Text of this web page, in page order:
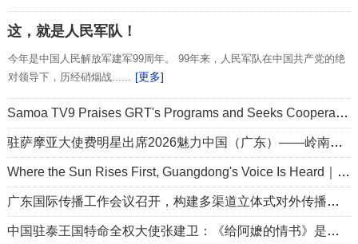
这，就是人民军队！
今年是中国人民解放军建军99周年。 99年来，人民军队在中国共产党的绝
对领导下，历经硝烟战...... [更多]
Samoa TV9 Praises GRT's Programs and Seeks Cooperation
驻萨摩亚大使费明星出席2026魅力中国（广东）——岭南文化南太行萨摩亚站活动
Where the Sun Rises First, Guangdong's Voice Is Heard｜Guangdong media, Samoa MCIT sign deal to bring Canton Today to TV9
广东国际传播工作会议召开，构建多渠道立体式对外传播格局引热议
中国驻泰王国特命全权大使张建卫：《给阿嬷的情书》是讲好中国故事的好抓手